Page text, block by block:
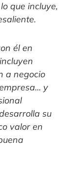
que incluye,
él en
a negocio
y
su
valor en